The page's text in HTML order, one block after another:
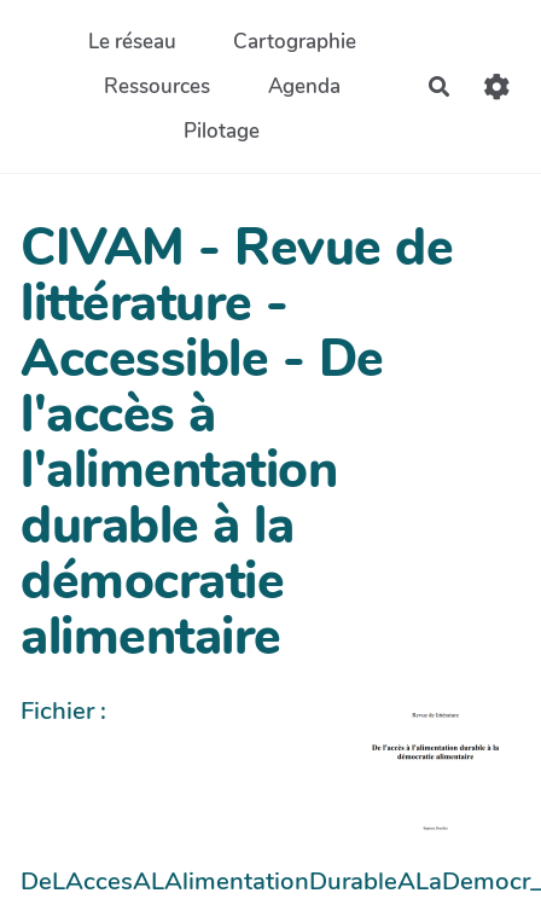
Aller au contenu principal
Le réseau
Cartographie
Ressources
Agenda
Pilotage
CIVAM - Revue de
littérature -
Accessible - De
l'accès à
l'alimentation
durable à la
démocratie
alimentaire
Fichier :